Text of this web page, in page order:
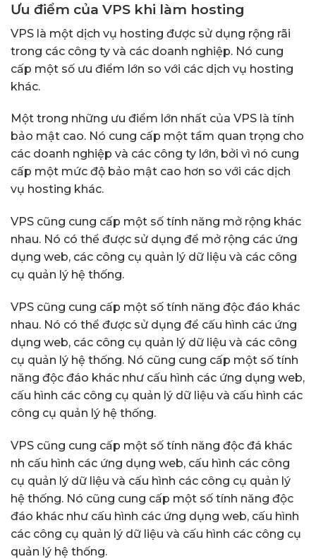
Ưu điểm của VPS khi làm hosting
VPS là một dịch vụ hosting được sử dụng rộng rãi
trong các công ty và các doanh nghiệp. Nó cung
cấp một số ưu điểm lớn so với các dịch vụ hosting
khác.
Một trong những ưu điểm lớn nhất của VPS là tính
bảo mật cao. Nó cung cấp một tầm quan trọng cho
các doanh nghiệp và các công ty lớn, bởi vì nó cung
cấp một mức độ bảo mật cao hơn so với các dịch
vụ hosting khác.
VPS cũng cung cấp một số tính năng mở rộng khác
nhau. Nó có thể được sử dụng để mở rộng các ứng
dụng web, các công cụ quản lý dữ liệu và các công
cụ quản lý hệ thống.
VPS cũng cung cấp một số tính năng độc đáo khác
nhau. Nó có thể được sử dụng để cấu hình các ứng
dụng web, các công cụ quản lý dữ liệu và các công
cụ quản lý hệ thống. Nó cũng cung cấp một số tính
năng độc đáo khác như cấu hình các ứng dụng web,
cấu hình các công cụ quản lý dữ liệu và cấu hình các
công cụ quản lý hệ thống.
VPS cũng cung cấp một số tính năng độc đá khác
nh cấu hình các ứng dụng web, cấu hình các công
cụ quản lý dữ liệu và cấu hình các công cụ quản lý
hệ thống. Nó cũng cung cấp một số tính năng độc
đáo khác như cấu hình các ứng dụng web, cấu hình
các công cụ quản lý dữ liệu và cấu hình các công cụ
quản lý hệ thống.